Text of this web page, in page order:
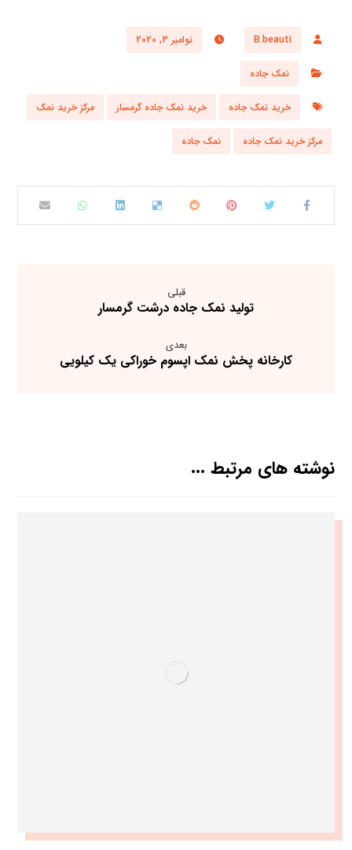
B.beauti نوامبر 3, 2020
نمک جاده
خرید نمک جاده خرید نمک جاده گرمسار مرکز خرید نمک
مرکز خرید نمک جاده نمک جاده
قبلی
تولید نمک جاده درشت گرمسار
بعدی
کارخانه پخش نمک اپسوم خوراکی یک کیلویی
نوشته های مرتبط ...